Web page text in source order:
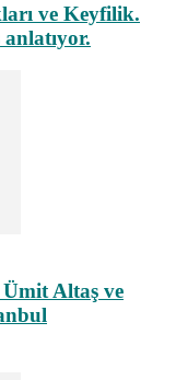
ve Keyfilik.
Ümit Altaş ve